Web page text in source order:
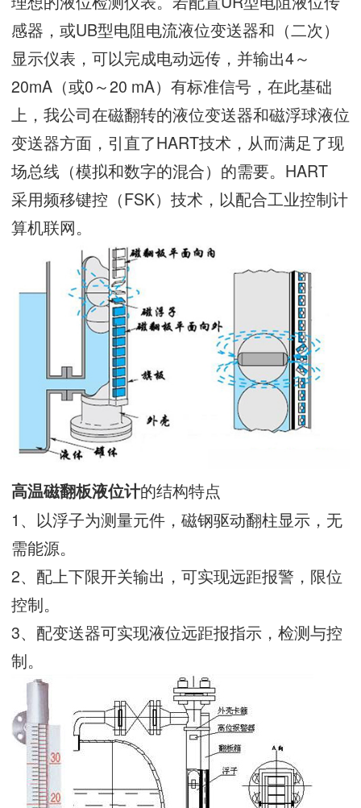
感器，或UB型电阻电流液位变送器和（二次）
显示仪表，可以完成电动远传，并输出4～
20mA（或0～20 mA）有标准信号，在此基础
上，我公司在磁翻转的液位变送器和磁浮球液位
变送器方面，引直了HART技术，从而满足了现
场总线（模拟和数字的混合）的需要。HART
采用频移键控（FSK）技术，以配合工业控制计
算机联网。
高温磁翻板液位计的结构特点
1、以浮子为测量元件，磁钢驱动翻柱显示，无
需能源。
2、配上下限开关输出，可实现远距报警，限位
控制。
3、配变送器可实现液位远距报指示，检测与控
制。